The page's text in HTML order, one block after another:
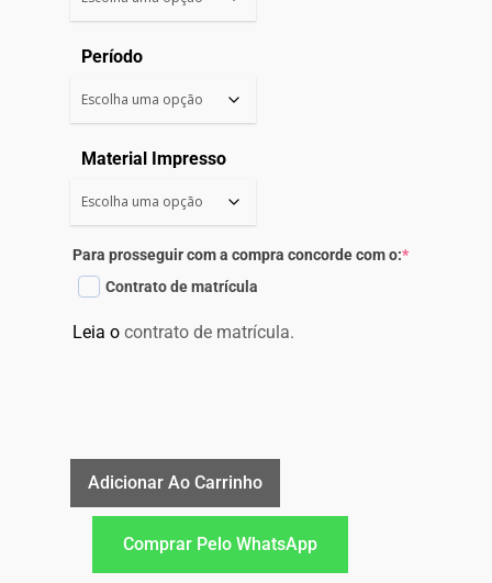
Período
Material Impresso
Para prosseguir com a compra concorde com o:*
Contrato de matrícula
Leia o contrato de matrícula.
Adicionar Ao Carrinho
Comprar Pelo WhatsApp